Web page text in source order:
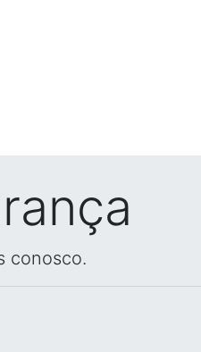
conosco.